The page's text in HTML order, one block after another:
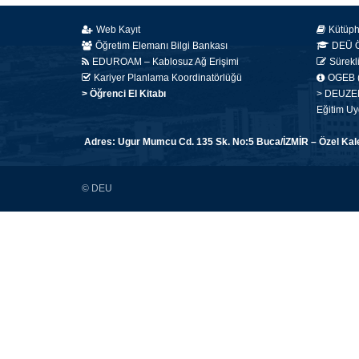
Web Kayıt
Öğretim Elemanı Bilgi Bankası
EDUROAM – Kablosuz Ağ Erişimi
Kariyer Planlama Koordinatörlüğü
> Öğrenci El Kitabı
DEÜ
OGEB
>
Eğitim
Adres: Ugur Mumcu Cd. 135 Sk. No:5 Buca/İZMİR – Özel
© DEU